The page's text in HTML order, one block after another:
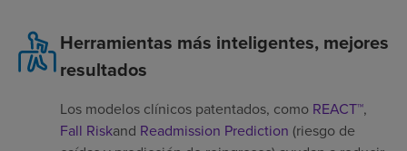
Herramientas más inteligentes, mejores
resultados
Los modelos clínicos patentados, como REACT™,
Fall Riskand Readmission Prediction (riesgo de